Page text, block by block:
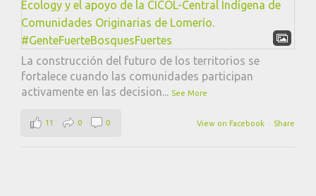
La construcción del futuro de los territorios se
fortalece cuando las comunidades participan
activamente en las decision
See More
View on Facebook · Share
11 0 0